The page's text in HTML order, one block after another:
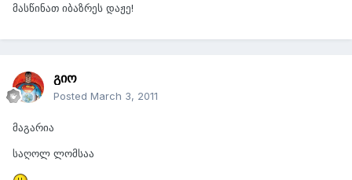
მასწინათ იბაზრეს დაჟე!
გიო
Posted March 3, 2011
მაგარია
საღოლ ლომსაა